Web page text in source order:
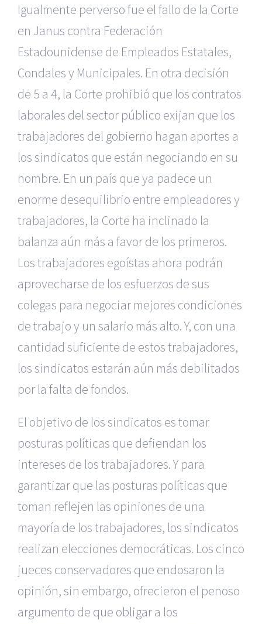
Igualmente perverso fue el fallo de la Corte
en Janus contra Federación
Estadounidense de Empleados Estatales,
Condales y Municipales. En otra decisión
de 5 a 4, la Corte prohibió que los contratos
laborales del sector público exijan que los
trabajadores del gobierno hagan aportes a
los sindicatos que están negociando en su
nombre. En un país que ya padece un
enorme desequilibrio entre empleadores y
trabajadores, la Corte ha inclinado la
balanza aún más a favor de los primeros.
Los trabajadores egoístas ahora podrán
aprovecharse de los esfuerzos de sus
colegas para negociar mejores condiciones
de trabajo y un salario más alto. Y, con una
cantidad suficiente de estos trabajadores,
los sindicatos estarán aún más debilitados
por la falta de fondos.
El objetivo de los sindicatos es tomar
posturas políticas que defiendan los
intereses de los trabajadores. Y para
garantizar que las posturas políticas que
toman reflejen las opiniones de una
mayoría de los trabajadores, los sindicatos
realizan elecciones democráticas. Los cinco
jueces conservadores que endosaron la
opinión, sin embargo, ofrecieron el penoso
argumento de que obligar a los